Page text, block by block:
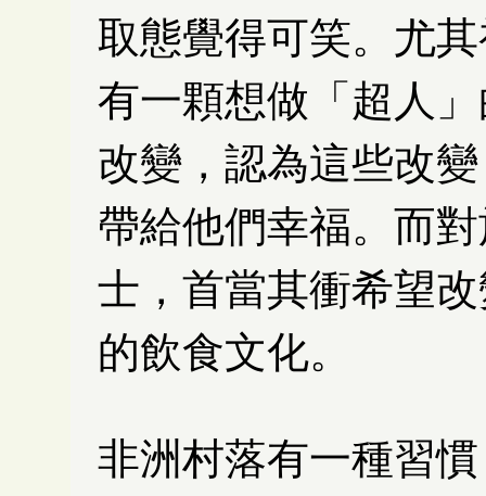
取態覺得可笑。尤
有一顆想做「超人
改變，認為這些改
帶給他們幸福。而
士，首當其衝希望
的飲食文化。
非洲村落有一種習